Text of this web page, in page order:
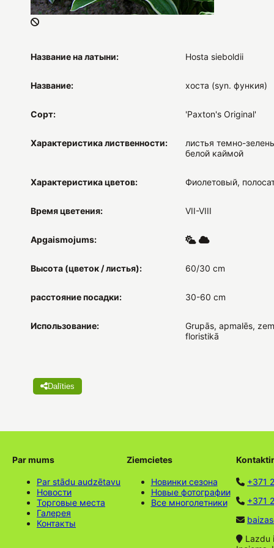
Название на латыни: Hosta sieboldii
Название: хоста (syn. функия)
Сорт: 'Paxton's Original'
Характеристика лиственности:
листья темно-
белой каймой
Характеристика цветов: Фиолетовый,
Время цветения: VII-VIII
Apgaismojums:
Высота (цветок / листья): 60/30 cm
расстояние посадки: 30-60 cm
Использование:
Grupās, apmalēs,
floristikā
Dalīties
Par mums
Par stādu audzētavu
Новости
Торговые места
Галерея
Контакты
Ziemcietes
Новинки сезона
Новые фотографии
Все многолетники
+371
+371
Lazdu